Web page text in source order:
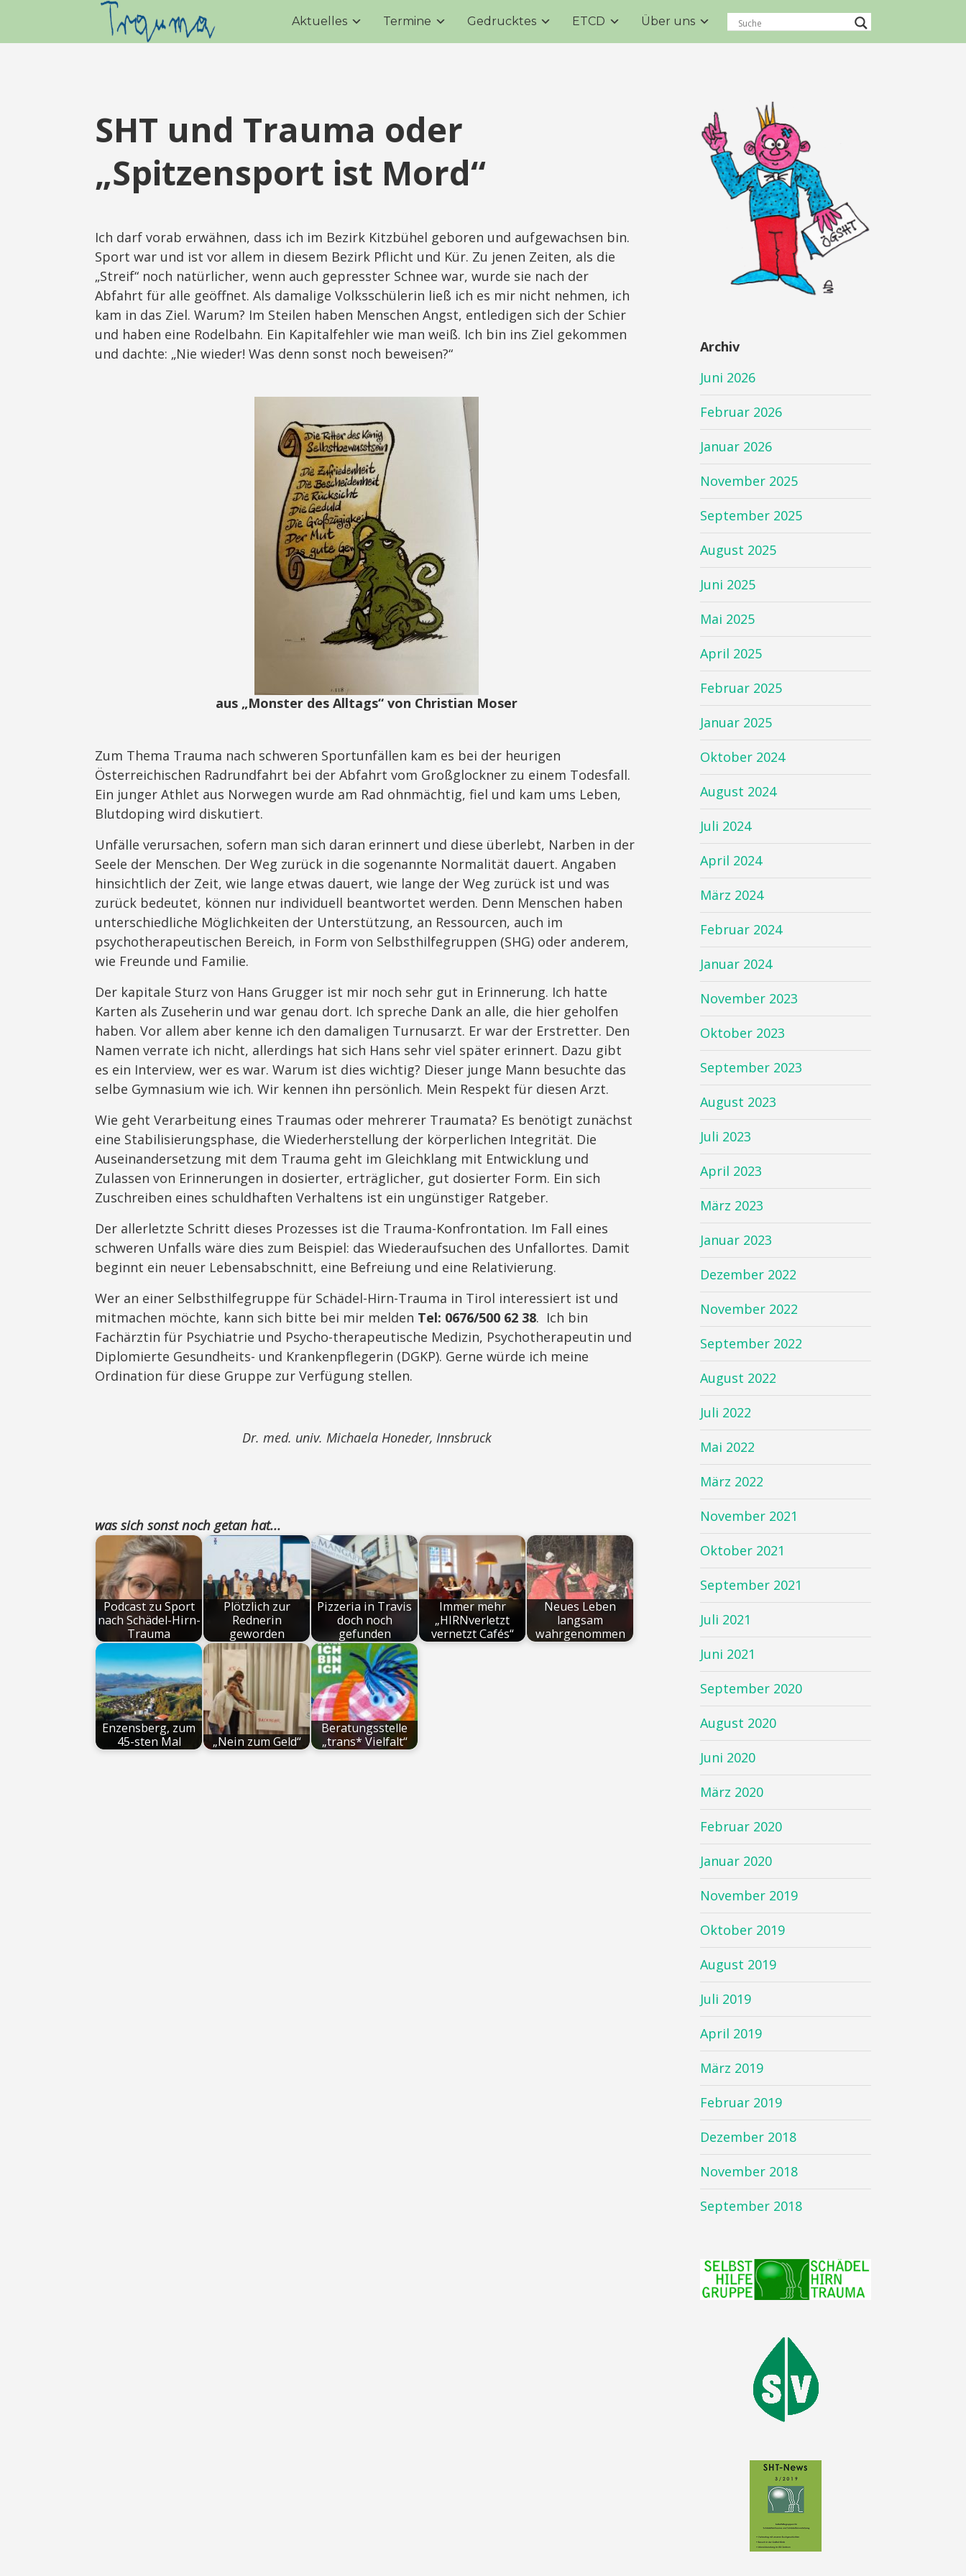
Aktuelles Termine Gedrucktes ETCD Über uns
SHT und Trauma oder
„Spitzensport ist Mord“
Ich darf vorab erwähnen, dass ich im Bezirk Kitzbühel geboren und aufgewachsen bin.
Sport war und ist vor allem in diesem Bezirk Pflicht und Kür. Zu jenen Zeiten, als die
„Streif“ noch natürlicher, wenn auch gepresster Schnee war, wurde sie nach der
Abfahrt für alle geöffnet. Als damalige Volksschülerin ließ ich es mir nicht nehmen, ich
kam in das Ziel. Warum? Im Steilen haben Menschen Angst, entledigen sich der Schier
und haben eine Rodelbahn. Ein Kapitalfehler wie man weiß. Ich bin ins Ziel gekommen
und dachte: „Nie wieder! Was denn sonst noch beweisen?“
aus „Monster des Alltags“ von Christian Moser
Zum Thema Trauma nach schweren Sportunfällen kam es bei der heurigen
Österreichischen Radrundfahrt bei der Abfahrt vom Großglockner zu einem Todesfall.
Ein junger Athlet aus Norwegen wurde am Rad ohnmächtig, fiel und kam ums Leben,
Blutdoping wird diskutiert.
Unfälle verursachen, sofern man sich daran erinnert und diese überlebt, Narben in der
Seele der Menschen. Der Weg zurück in die sogenannte Normalität dauert. Angaben
hinsichtlich der Zeit, wie lange etwas dauert, wie lange der Weg zurück ist und was
zurück bedeutet, können nur individuell beantwortet werden. Denn Menschen haben
unterschiedliche Möglichkeiten der Unterstützung, an Ressourcen, auch im
psychotherapeutischen Bereich, in Form von Selbsthilfegruppen (SHG) oder anderem,
wie Freunde und Familie.
Der kapitale Sturz von Hans Grugger ist mir noch sehr gut in Erinnerung. Ich hatte
Karten als Zuseherin und war genau dort. Ich spreche Dank an alle, die hier geholfen
haben. Vor allem aber kenne ich den damaligen Turnusarzt. Er war der Erstretter. Den
Namen verrate ich nicht, allerdings hat sich Hans sehr viel später erinnert. Dazu gibt
es ein Interview, wer es war. Warum ist dies wichtig? Dieser junge Mann besuchte das
selbe Gymnasium wie ich. Wir kennen ihn persönlich. Mein Respekt für diesen Arzt.
Wie geht Verarbeitung eines Traumas oder mehrerer Traumata? Es benötigt zunächst
eine Stabilisierungsphase, die Wiederherstellung der körperlichen Integrität. Die
Auseinandersetzung mit dem Trauma geht im Gleichklang mit Entwicklung und
Zulassen von Erinnerungen in dosierter, erträglicher, gut dosierter Form. Ein sich
Zuschreiben eines schuldhaften Verhaltens ist ein ungünstiger Ratgeber.
Der allerletzte Schritt dieses Prozesses ist die Trauma-Konfrontation. Im Fall eines
schweren Unfalls wäre dies zum Beispiel: das Wiederaufsuchen des Unfallortes. Damit
beginnt ein neuer Lebensabschnitt, eine Befreiung und eine Relativierung.
Wer an einer Selbsthilfegruppe für Schädel-Hirn-Trauma in Tirol interessiert ist und
mitmachen möchte, kann sich bitte bei mir melden Tel: 0676/500 62 38. Ich bin
Fachärztin für Psychiatrie und Psycho-therapeutische Medizin, Psychotherapeutin und
Diplomierte Gesundheits- und Krankenpflegerin (DGKP). Gerne würde ich meine
Ordination für diese Gruppe zur Verfügung stellen.
Dr. med. univ. Michaela Honeder, Innsbruck
was sich sonst noch getan hat...
Podcast zu Sport
nach Schädel-Hirn-
Trauma
Plötzlich zur
Rednerin
geworden
Pizzeria in Travis
doch noch
gefunden
Immer mehr
„HIRNverletzt
vernetzt Cafés“
Neues Leben
langsam
wahrgenommen
Enzensberg, zum
45-sten Mal
„Nein zum Geld“
Beratungsstelle
„trans* Vielfalt“
Archiv
Juni 2026
Februar 2026
Januar 2026
November 2025
September 2025
August 2025
Juni 2025
Mai 2025
April 2025
Februar 2025
Januar 2025
Oktober 2024
August 2024
Juli 2024
April 2024
März 2024
Februar 2024
Januar 2024
November 2023
Oktober 2023
September 2023
August 2023
Juli 2023
April 2023
März 2023
Januar 2023
Dezember 2022
November 2022
September 2022
August 2022
Juli 2022
Mai 2022
März 2022
November 2021
Oktober 2021
September 2021
Juli 2021
Juni 2021
September 2020
August 2020
Juni 2020
März 2020
Februar 2020
Januar 2020
November 2019
Oktober 2019
August 2019
Juli 2019
April 2019
März 2019
Februar 2019
Dezember 2018
November 2018
September 2018